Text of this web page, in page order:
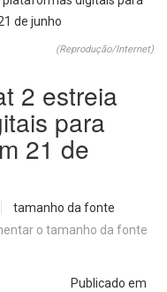
(Reprodução/Internet)
2 estreia
para
21 de
tamanho da fonte
Publicado em